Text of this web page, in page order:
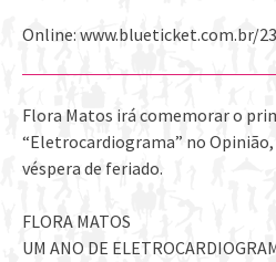
Online: www.blueticket.com.br/
Flora Matos irá comemorar o
“Eletrocardiograma” no
véspera de feriado.
FLORA MATOS
UM ANO DE